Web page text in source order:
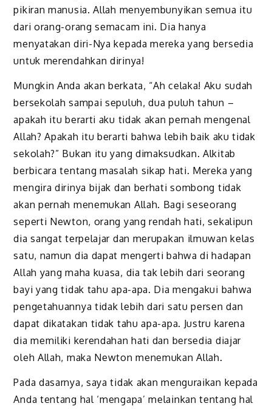
pikiran manusia. Allah menyembunyikan semua itu
dari orang-orang semacam ini. Dia hanya
menyatakan diri-Nya kepada mereka yang bersedia
untuk merendahkan dirinya!
Mungkin Anda akan berkata, “Ah celaka! Aku sudah
bersekolah sampai sepuluh, dua puluh tahun –
apakah itu berarti aku tidak akan pernah mengenal
Allah? Apakah itu berarti bahwa lebih baik aku tidak
sekolah?” Bukan itu yang dimaksudkan. Alkitab
berbicara tentang masalah sikap hati. Mereka yang
mengira dirinya bijak dan berhati sombong tidak
akan pernah menemukan Allah. Bagi seseorang
seperti Newton, orang yang rendah hati, sekalipun
dia sangat terpelajar dan merupakan ilmuwan kelas
satu, namun dia dapat mengerti bahwa di hadapan
Allah yang maha kuasa, dia tak lebih dari seorang
bayi yang tidak tahu apa-apa. Dia mengakui bahwa
pengetahuannya tidak lebih dari satu persen dan
dapat dikatakan tidak tahu apa-apa. Justru karena
dia memiliki kerendahan hati dan bersedia diajar
oleh Allah, maka Newton menemukan Allah.
Pada dasarnya, saya tidak akan menguraikan kepada
Anda tentang hal ‘mengapa’ melainkan tentang hal